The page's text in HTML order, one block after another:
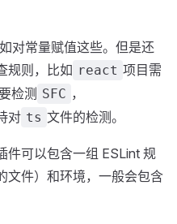
对常量赋值这些。但是还
规则，比如 react 项目需
检测 SFC ，
对 ts 文件的检测。
件可以包含一组 ESLint 规
文件）和环境，一般会包含